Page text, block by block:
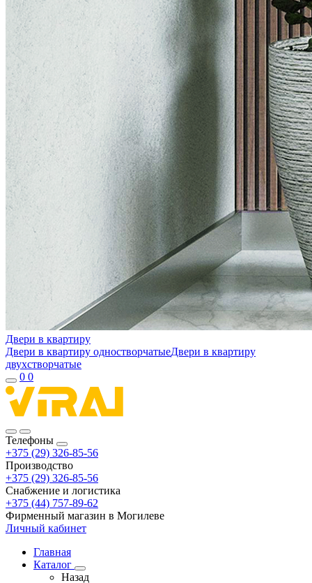
Двери в квартиру
Двери в квартиру одностворчатыеДвери в квартиру
двухстворчатые
0 0
Телефоны
+375 (29) 326-85-56
Производство
+375 (29) 326-85-56
Снабжение и логистика
+375 (44) 757-89-62
Фирменный магазин в Могилеве
Личный кабинет
Главная
Каталог
Назад